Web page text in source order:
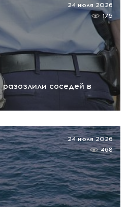
соседей в
24 июля 2026
175
24 июля 2026
468